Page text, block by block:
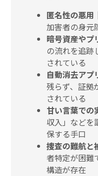
匿名性の悪用
加害者の身元
暗号資産やプ
の流れを追跡
されている
自動消去アプ
残らず、証拠
されている
甘い言葉での
収入」などを
保する手口
捜査の難航と
者特定が困難
構造が存在